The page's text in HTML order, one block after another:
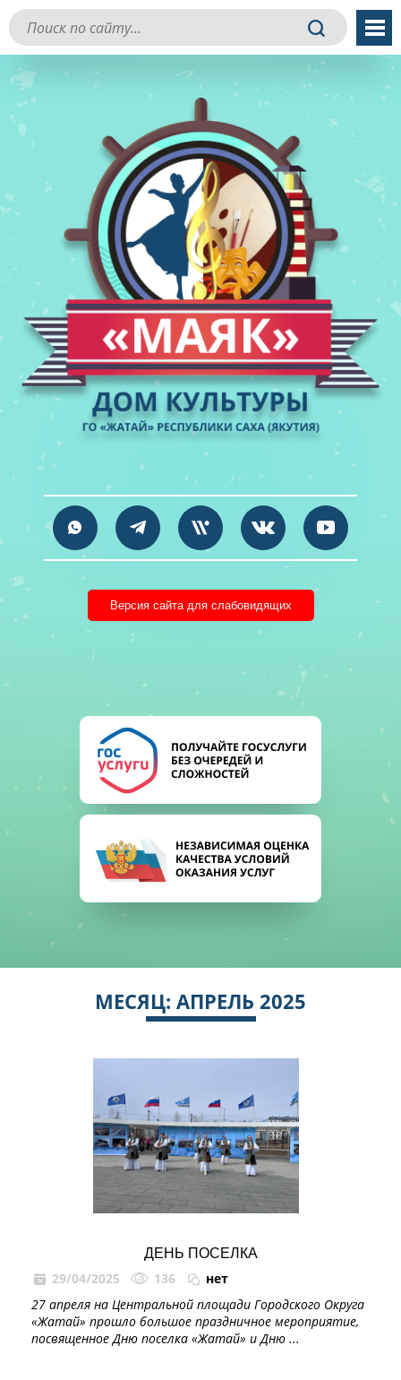
Версия сайта для слабовидящих
МЕСЯЦ: АПРЕЛЬ 2025
ДЕНЬ ПОСЕЛКА
29/04/2025 136
нет
27 апреля на Центральной площади Городского Округа
«Жатай» прошло большое праздничное мероприятие,
посвященное Дню поселка «Жатай» и Дню ...